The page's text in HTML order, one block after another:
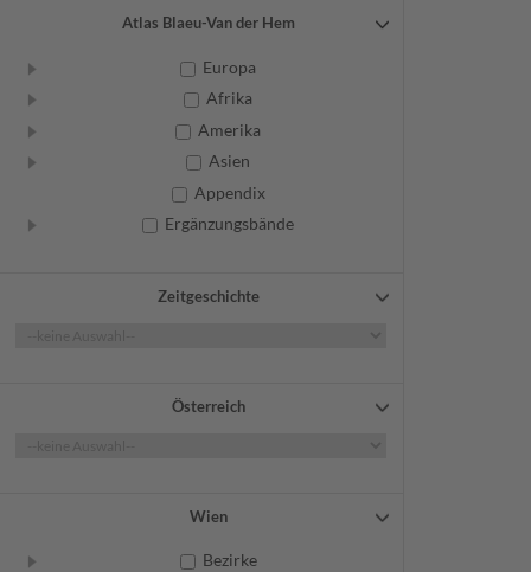
Weitere
Atlas Blaeu-Van der Hem
Europa
Afrika
Amerika
Asien
Appendix
Ergänzungsbände
Zeitgeschichte
Österreich
Wien
Bezirke